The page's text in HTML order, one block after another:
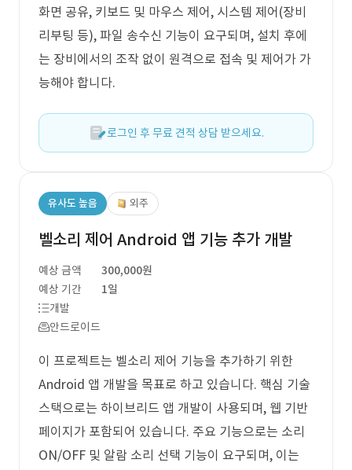
화면 공유, 키보드 및 마우스 제어, 시스템 제어(장비
리부팅 등), 파일 송수신 기능이 요구되며, 설치 후에
는 장비에서의 조작 없이 원격으로 접속 및 제어가 가
능해야 합니다.
로그인 후 무료 견적 상담 받으세요.
유사도 높음 외주
벨소리 제어 Android 앱 기능 추가 개발
예상 금액
300,000원
예상 기간
1일
개발
안드로이드
이 프로젝트는 벨소리 제어 기능을 추가하기 위한
Android 앱 개발을 목표로 하고 있습니다. 핵심 기술
스택으로는 하이브리드 앱 개발이 사용되며, 웹 기반
페이지가 포함되어 있습니다. 주요 기능으로는 소리
ON/OFF 및 알람 소리 선택 기능이 요구되며, 이는